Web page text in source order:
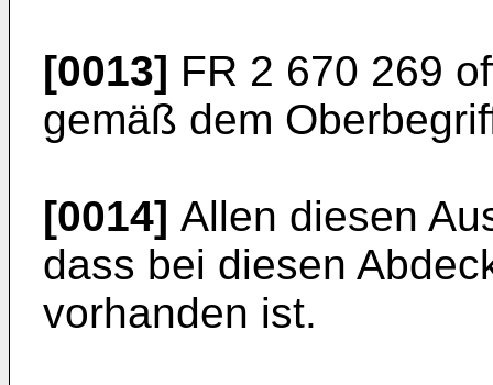
[0013] FR 2 670 269
gemäß dem
[0014] Allen diesen
dass bei diesen
vorhanden ist.